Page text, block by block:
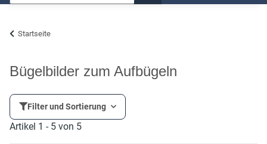
Startseite
Bügelbilder zum Aufbügeln
Filter und Sortierung
Artikel 1 - 5 von 5